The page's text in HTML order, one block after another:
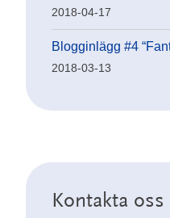
2018-04-17
Blogginlägg #4
2018-03-13
Kontakta oss